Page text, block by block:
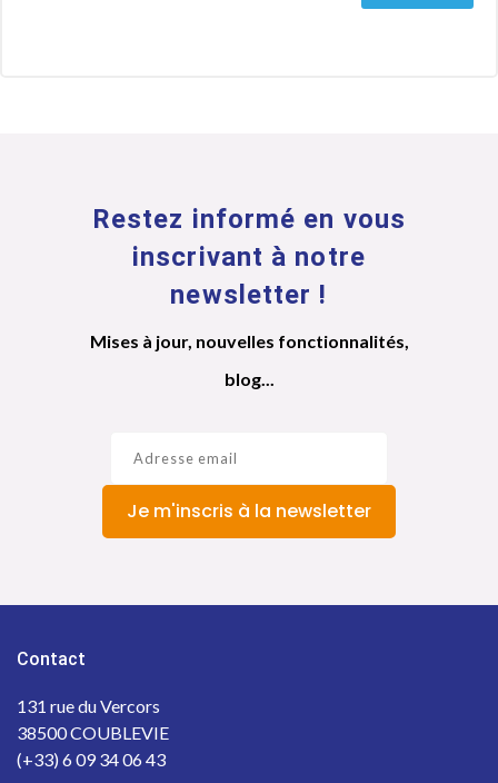
Restez informé en vous
inscrivant à notre
newsletter !
Mises à jour, nouvelles fonctionnalités,
blog...
Je m'inscris à la newsletter
Contact
131 rue du Vercors
38500 COUBLEVIE
(+33) 6 09 34 06 43